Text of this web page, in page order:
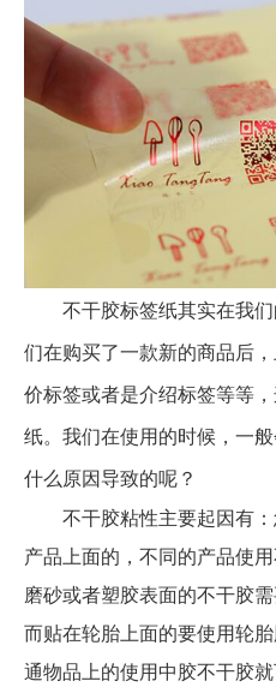
不干胶标签纸其实在我们
们在购买了一款新的商品后
价标签或者是介绍标签等等
纸。我们在使用的时候，一
什么原因导致的呢？
不干胶粘性主要起因有：
产品上面的，不同的产品使
磨砂或者塑胶表面的不干胶
而贴在轮胎上面的要使用轮
通物品上的使用中胶不干胶就